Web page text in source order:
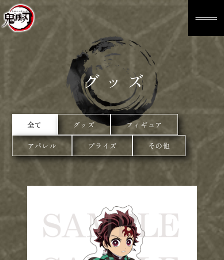
グッズ
全て グッズ フィギュア
アパレル プライズ その他